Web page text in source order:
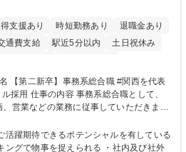
支援あり 時短勤務あり
退職金あり
通費支給 駅近5分以内
土日祝休み
職として、
営業などの業務に従事していただきま
業部の勤労業務 ■海外に関係する各種業
パス】入社後の配属
た後、本人の適性及び将来のキャリアを
躍期待できるポテンシャルを有している
ングで物事を捉えられる ・社内及び社外